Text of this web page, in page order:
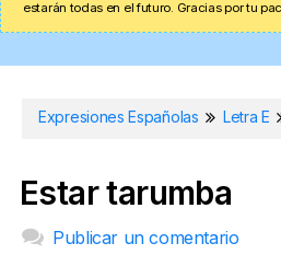
estarán todas en el futuro. Gracias por tu
Expresiones Españolas Letra E
Estar tarumba
Publicar un comentario